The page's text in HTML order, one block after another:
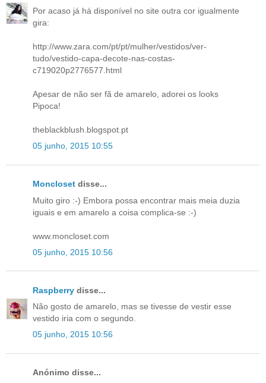
Por acaso já há disponível no site outra cor igualmente
gira:
http://www.zara.com/pt/pt/mulher/vestidos/ver-
tudo/vestido-capa-decote-nas-costas-
c719020p2776577.html
Apesar de não ser fã de amarelo, adorei os looks
Pipoca!
theblackblush.blogspot.pt
05 junho, 2015 10:55
Moncloset disse...
Muito giro :-) Embora possa encontrar mais meia duzia
iguais e em amarelo a coisa complica-se :-)
www.moncloset.com
05 junho, 2015 10:56
Raspberry disse...
Não gosto de amarelo, mas se tivesse de vestir esse
vestido iria com o segundo.
05 junho, 2015 10:56
Anónimo disse...